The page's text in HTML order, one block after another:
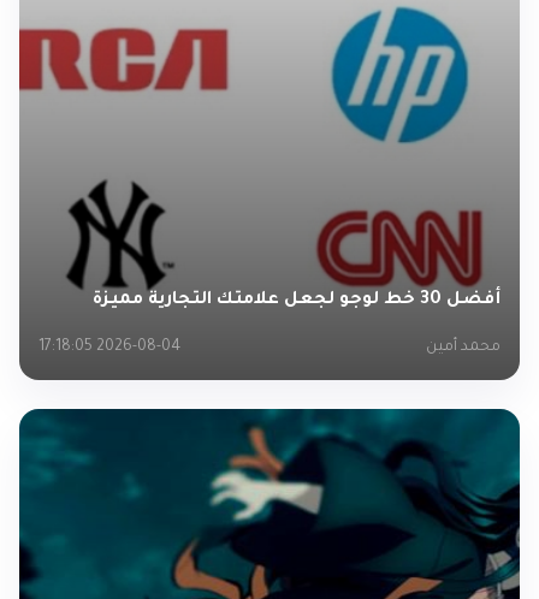
أفضل 30 خط لوجو لجعل علامتك التجارية مميزة
محمد أمين 2026-08-04 17:18:05